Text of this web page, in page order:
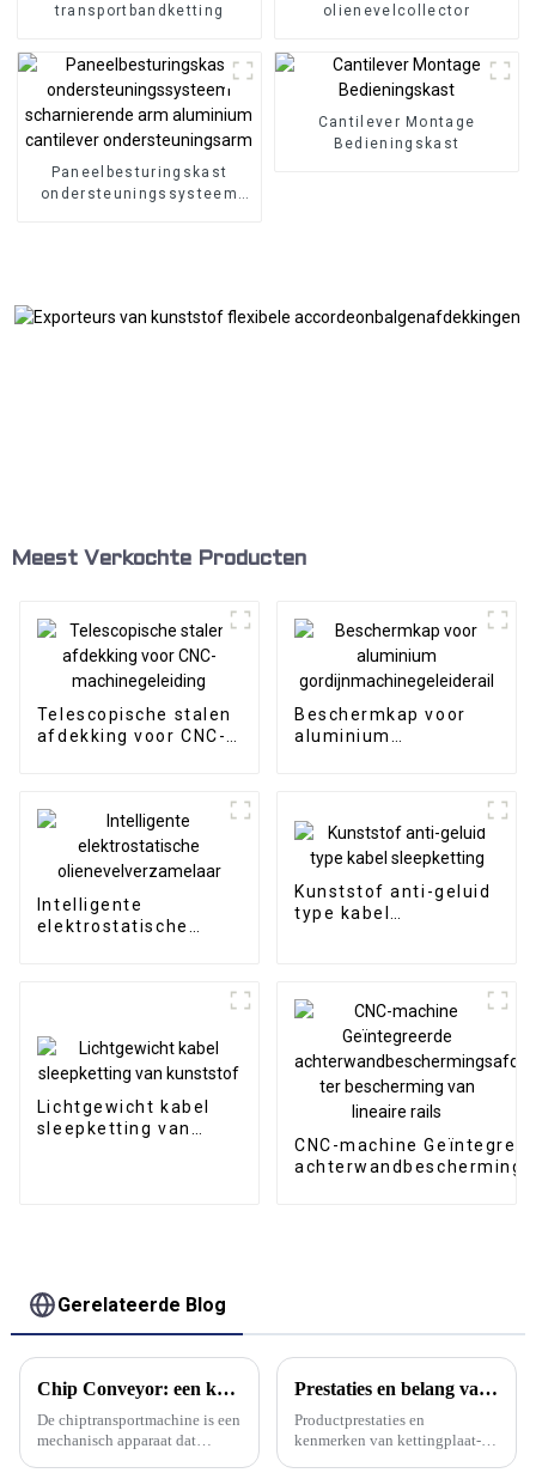
transportbandketting
olienevelcollector
Paneelbesturingskast
ondersteuningssysteem
Cantilever Montage
Bedieningskast
Meest Verkochte Producten
Telescopische stalen
afdekking voor CNC-
Beschermkap voor
aluminium
Intelligente
elektrostatische
Kunststof anti-geluid
type kabel
Lichtgewicht kabel
sleepketting van
CNC-machine
Gerelateerde Blog
Chip Conveyor: een krachtig hulpmiddel voor het transport en de recycling van afvalmaterialen
De chiptransportmachine is een
mechanisch apparaat dat
Prestaties en belang van het gebruik van een kettingplaat-spanentransporteur?
Productprestaties en
kenmerken van kettingplaat-